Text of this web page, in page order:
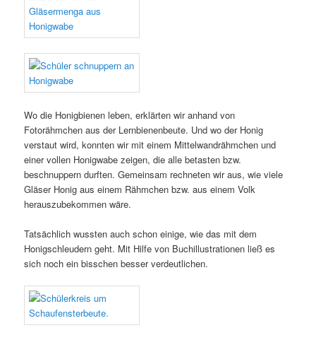
Wo die Honigbienen leben, erklärten wir anhand von
Fotorähmchen aus der Lernbienenbeute. Und wo der Honig
verstaut wird, konnten wir mit einem Mittelwandrähmchen und
einer vollen Honigwabe zeigen, die alle betasten bzw.
beschnuppern durften. Gemeinsam rechneten wir aus, wie viele
Gläser Honig aus einem Rähmchen bzw. aus einem Volk
herauszubekommen wäre.
Tatsächlich wussten auch schon einige, wie das mit dem
Honigschleudern geht. Mit Hilfe von Buchillustrationen ließ es
sich noch ein bisschen besser verdeutlichen.